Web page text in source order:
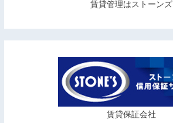
賃貸管理はストーンズ
賃貸保証会社